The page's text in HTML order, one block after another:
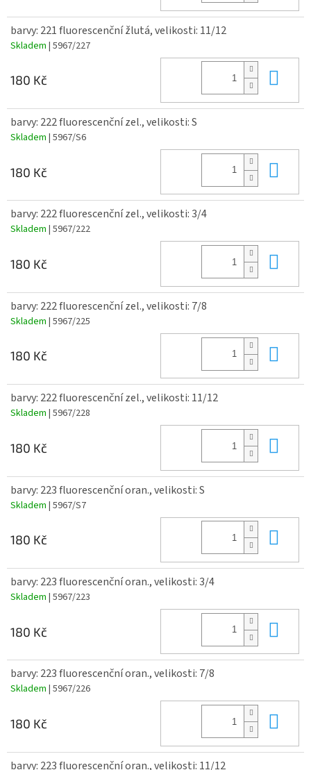
barvy: 221 fluorescenční žlutá, velikosti: 11/12
Skladem | 5967/227
180 Kč
barvy: 222 fluorescenční zel., velikosti: S
Skladem | 5967/S6
180 Kč
barvy: 222 fluorescenční zel., velikosti: 3/4
Skladem | 5967/222
180 Kč
barvy: 222 fluorescenční zel., velikosti: 7/8
Skladem | 5967/225
180 Kč
barvy: 222 fluorescenční zel., velikosti: 11/12
Skladem | 5967/228
180 Kč
barvy: 223 fluorescenční oran., velikosti: S
Skladem | 5967/S7
180 Kč
barvy: 223 fluorescenční oran., velikosti: 3/4
Skladem | 5967/223
180 Kč
barvy: 223 fluorescenční oran., velikosti: 7/8
Skladem | 5967/226
180 Kč
barvy: 223 fluorescenční oran., velikosti: 11/12